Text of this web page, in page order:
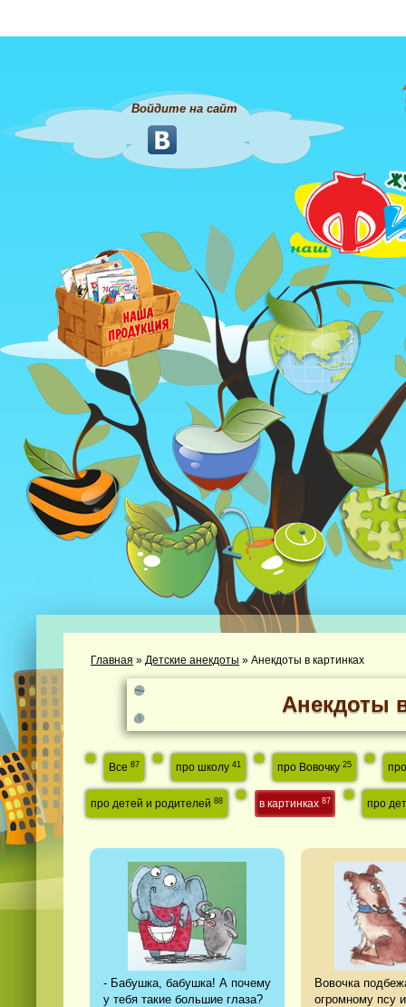
Войдите на сайт
Главная » Детские анекдоты » Анекдоты в картинках
Анекдоты
Все 87 про школу 41 про Вовочку 25
про детей и родителей 88 в картинках 87 про
- Бабушка, бабушка! А почему
у тебя такие большие глаза?
Вовочка
огромному псу